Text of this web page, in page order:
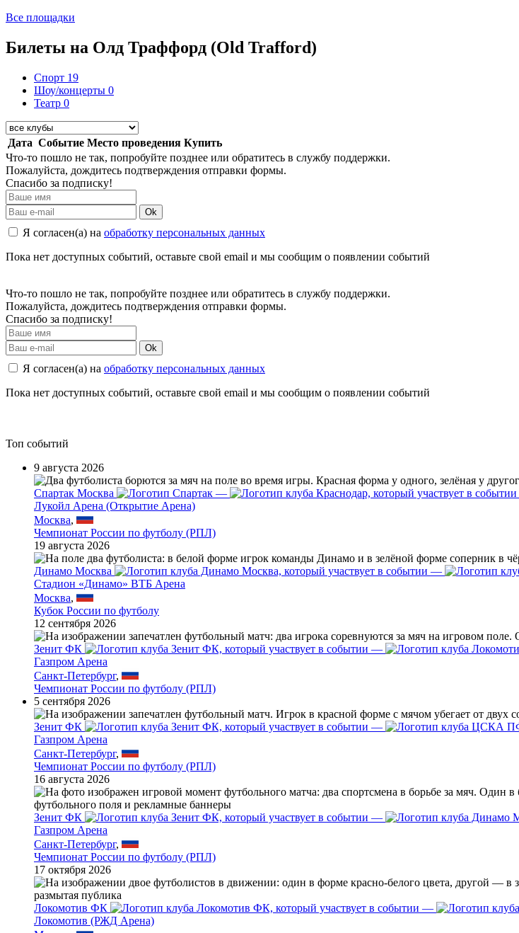
Все площадки
Билеты на Олд Траффорд (Old Trafford)
Спорт 19
Шоу/концерты 0
Театр 0
Дата Событие Место проведения Купить
Что-то пошло не так, попробуйте позднее или обратитесь в службу поддержки.
Пожалуйста, дождитесь подтверждения отправки формы.
Спасибо за подписку!
Ok
Я согласен(а) на обработку персональных данных
Пока нет доступных событий, оставьте свой email и мы сообщим о появлении событий
Что-то пошло не так, попробуйте позднее или обратитесь в службу поддержки.
Пожалуйста, дождитесь подтверждения отправки формы.
Спасибо за подписку!
Ok
Я согласен(а) на обработку персональных данных
Пока нет доступных событий, оставьте свой email и мы сообщим о появлении событий
Топ событий
9 августа 2026
Спартак Москва —
Лукойл Арена (Открытие Арена)
Москва,
Чемпионат России по футболу (РПЛ)
19 августа 2026
Динамо Москва —
Стадион «Динамо» ВТБ Арена
Москва,
Кубок России по футболу
12 сентября 2026
Зенит ФК —
Газпром Арена
Санкт-Петербург,
Чемпионат России по футболу (РПЛ)
5 сентября 2026
Зенит ФК —
Газпром Арена
Санкт-Петербург,
Чемпионат России по футболу (РПЛ)
16 августа 2026
Зенит ФК —
Газпром Арена
Санкт-Петербург,
Чемпионат России по футболу (РПЛ)
17 октября 2026
Локомотив ФК —
Локомотив (РЖД Арена)